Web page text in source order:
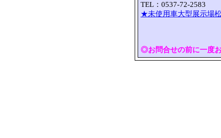
TEL：0537-72-2583
★未使用車大型展示場
◎お問合せの前に一度